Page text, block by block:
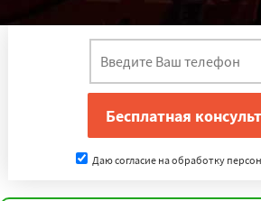
Даю согласие на обработку